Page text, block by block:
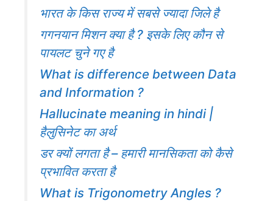
भारत के किस राज्य में सबसे ज्यादा जिले है
गगनयान मिशन क्या है ? इसके लिए कौन से
पायलट चुने गए है
What is difference between Data
and Information ?
Hallucinate meaning in hindi |
हैलुसिनेट का अर्थ
डर क्यों लगता है – हमारी मानसिकता को कैसे
प्रभावित करता है
What is Trigonometry Angles ?